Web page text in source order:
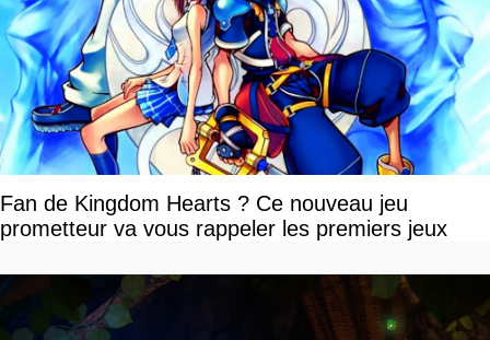
Fan de Kingdom Hearts ? Ce nouveau jeu
prometteur va vous rappeler les premiers jeux